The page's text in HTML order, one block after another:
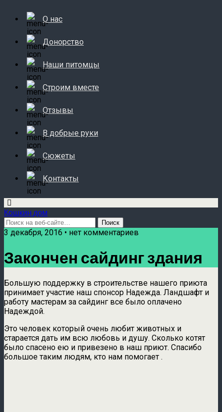
О нас
Донорство
Наши питомцы
Строим вместе
Отзывы
В добрые руки
Сюжеты
Контакты
Кошкин дом
3 декабря, 2016 • нет комментариев
Закончен сайдинг здания
Большую поддержку в строительстве нашего приюта
принимает участие наш спонсор Надежда. Ландшафт и
работу мастерам за сайдинг все было оплачено
Надеждой.
Это человек который очень любит животных и
старается дать им всю любовь и душу. Сколько котят
было спасено ею и привезено в наш приют. Спасибо
большое таким людям, кто нам помогает .